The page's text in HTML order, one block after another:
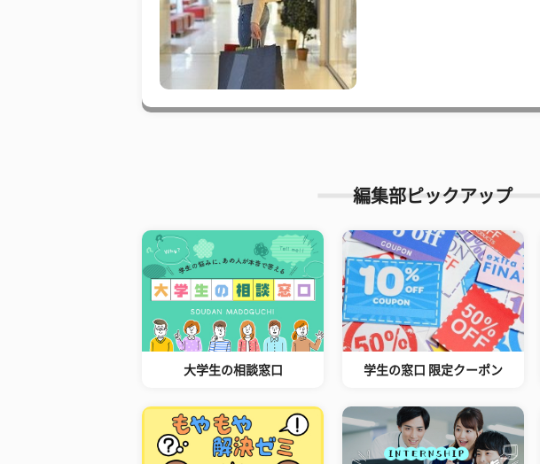
編集部ピックアップ
大学生の相談窓口 学生の窓口 限定クーポン